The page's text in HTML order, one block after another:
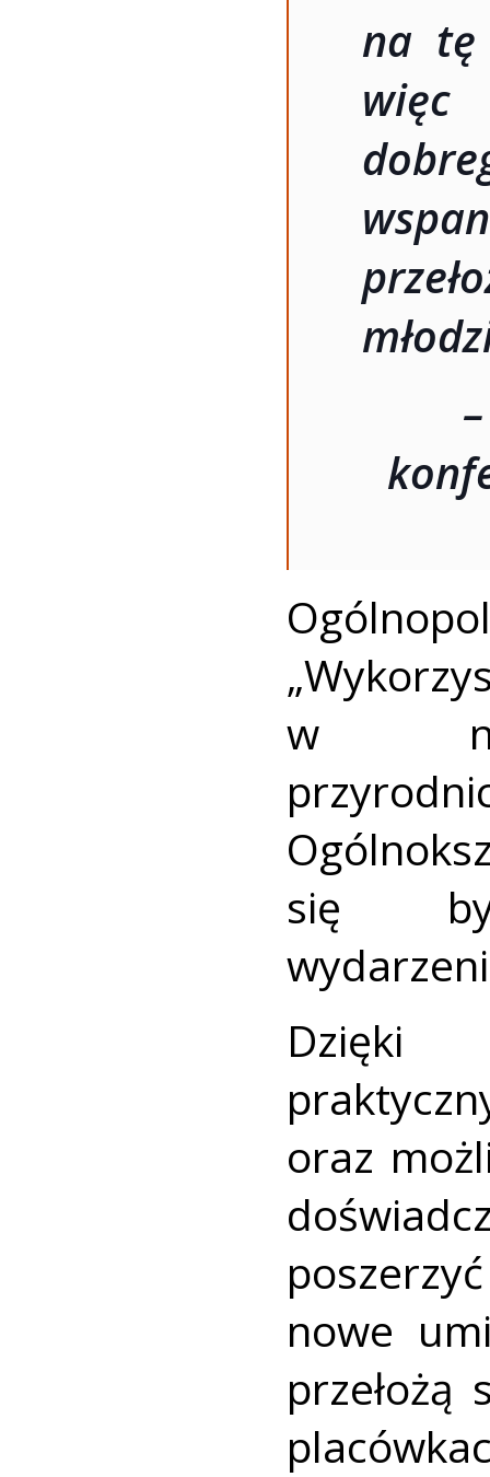
na tę
więc
w
się
Dzięki
oraz
nowe